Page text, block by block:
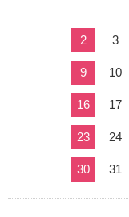
2 3
9 10
16 17
23 24
30 31